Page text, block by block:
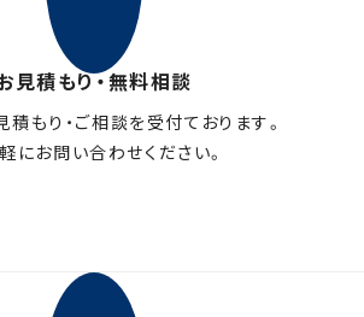
見積もり・無料相談
もり・ご相談を受付ております。
にお問い合わせください。